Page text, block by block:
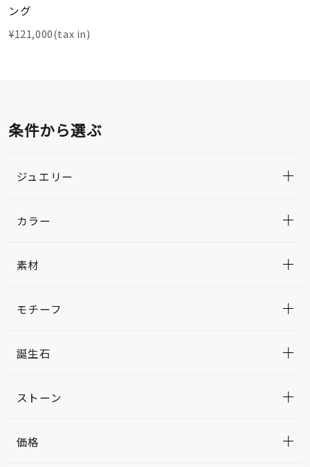
ング
¥121,000(tax in)
条件から選ぶ
ジュエリー
カラー
素材
モチーフ
誕生石
ストーン
価格